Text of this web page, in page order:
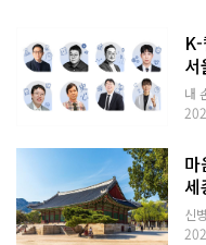
내
세
신